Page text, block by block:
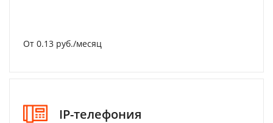
От 0.13 руб./месяц
IP-телефония